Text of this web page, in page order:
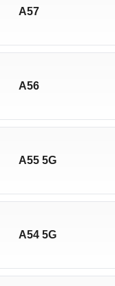
A57
A56
A55 5G
A54 5G